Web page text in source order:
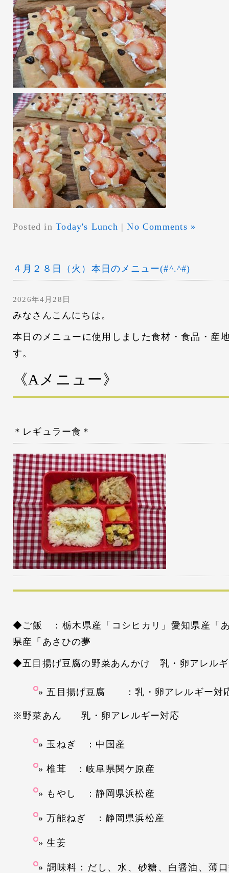
Posted inToday's Lunch |No Comments »
４月２８日（火）本日のメニュー(#^.^#)
2026年4月28日
みなさんこんにちは。
本日のメニューに使用しました食材・食品・産
す。
《Aメニュー》
＊レギュラー食＊
◆ご飯 ：栃木県産「コシヒカリ」愛知県産「
県産「あさひの夢
◆五目揚げ豆腐の野菜あんかけ 乳・卵アレル
五目揚げ豆腐 ：乳・卵アレルギー対
※野菜あん 乳・卵アレルギー対応
玉ねぎ ：中国産
椎茸 ：岐阜県関ケ原産
もやし ：静岡県浜松産
万能ねぎ ：静岡県浜松産
生姜
調味料：だし、水、砂糖、白醤油、薄